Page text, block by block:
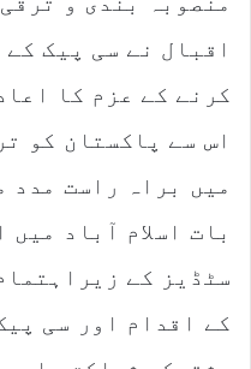
اقبال نے سی پیک
کرنے کے عزم کا
اس سے پاکستان کو
میں براہ راست مدد
بات اسلام آباد
سٹڈیز کے
کے اقدام اور سی